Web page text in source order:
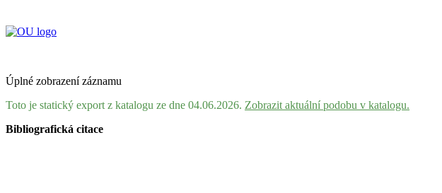
Úplné zobrazení záznamu
Toto je statický export z katalogu ze dne 04.06.2026. Zobrazit aktuální podobu v katalogu.
Bibliografická citace